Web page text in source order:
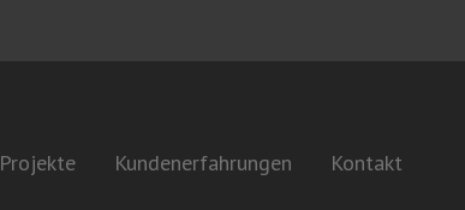
Projekte Kundenerfahrungen Kontakt